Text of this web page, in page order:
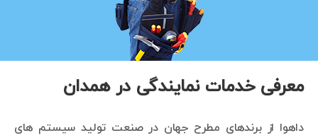
معرفی خدمات نمایندگی در همدان
داهوا از برندهای مطرح جهان در صنعت تولید سیستم های